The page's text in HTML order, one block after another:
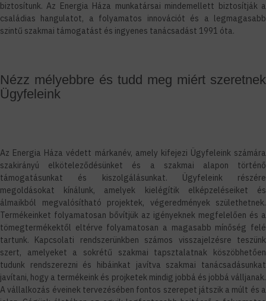
biztosítunk. Az Energia Háza munkatársai mindemellett biztosítják a
családias hangulatot, a folyamatos innovációt és a legmagasabb
szintű szakmai támogatást és ingyenes tanácsadást 1991 óta.
Nézz mélyebbre és tudd meg miért szeretnek
Ügyfeleink
Az Energia Háza védett márkanév, amely kifejezi Ügyfeleink számára
szakirányú elköteleződésünket és a szakmai alapon történő
támogatásunkat és kiszolgálásunkat. Ügyfeleink részére
megoldásokat kínálunk, amelyek kielégítik elképzeléseiket és
álmaikból megvalósítható projektek, végeredmények születhetnek.
Termékeinket folyamatosan bővítjük az igényeknek megfelelően és a
tömegtermékektől eltérve folyamatosan a magasabb mínőség felé
tartunk. Kapcsolati rendszerünkben számos visszajelzésre teszünk
szert, amelyeket a sokrétű szakmai tapsztalatnak köszöbhetően
tudunk rendszerezni és hibáinkat javítva szakmai tanácsadásunkat
javítani, hogy a termékeink és projketek mindig jobbá és jobbá válljanak.
A vállalkozás éveinek tervezésében fontos szerepet játszik a múlt és a